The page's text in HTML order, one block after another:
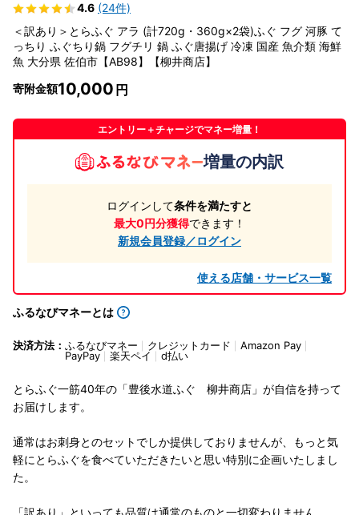
4.6 (24件)
＜訳あり＞とらふぐ アラ (計720g・360g×2袋)ふぐ フグ 河豚 て
っちり ふぐちり鍋 フグチリ 鍋 ふぐ唐揚げ 冷凍 国産 魚介類 海鮮
魚 大分県 佐伯市【AB98】【柳井商店】
寄附金額10,000
エントリー＋チャージでマネー増量！
増量の内訳
ログインして条件を満たすと
最大0円分獲得できます！
新規会員登録／ログイン
使える店舗・サービス一覧
ふるなびマネーとは
決済方法： ふるなびマネー クレジットカード
Amazon Pay
PayPay
楽天ペイ d払い
とらふぐ一筋40年の「豊後水道ふぐ 柳井商店」が自信を持って
お届けします。
通常はお刺身とのセットでしか提供しておりませんが、もっと気
軽にとらふぐを食べていただきたいと思い特別に企画いたしまし
た。